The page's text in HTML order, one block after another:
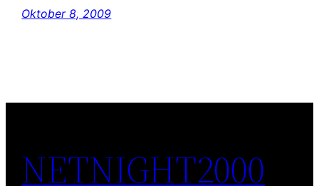
Oktober 8, 2009
NETNIGHT2000